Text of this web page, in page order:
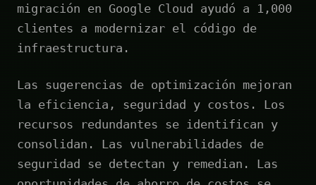
migración en Google Cloud ayudó a 1,000
clientes a modernizar el código de
infraestructura.
Las sugerencias de optimización mejoran
la eficiencia, seguridad y costos. Los
recursos redundantes se identifican y
consolidan. Las vulnerabilidades de
seguridad se detectan y remedian. Las